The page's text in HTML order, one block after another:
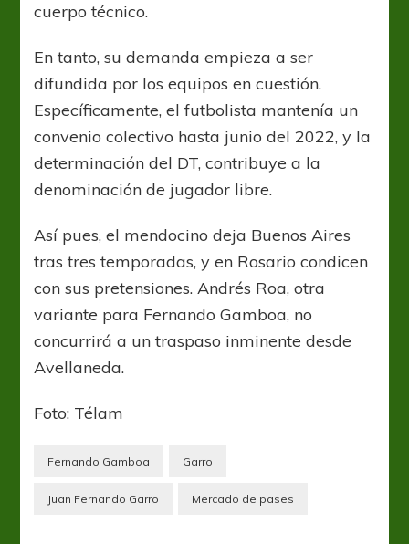
cuerpo técnico.
En tanto, su demanda empieza a ser
difundida por los equipos en cuestión.
Específicamente, el futbolista mantenía un
convenio colectivo hasta junio del 2022, y la
determinación del DT, contribuye a la
denominación de jugador libre.
Así pues, el mendocino deja Buenos Aires
tras tres temporadas, y en Rosario condicen
con sus pretensiones. Andrés Roa, otra
variante para Fernando Gamboa, no
concurrirá a un traspaso inminente desde
Avellaneda.
Foto: Télam
Fernando Gamboa Garro
Juan Fernando Garro Mercado de pases